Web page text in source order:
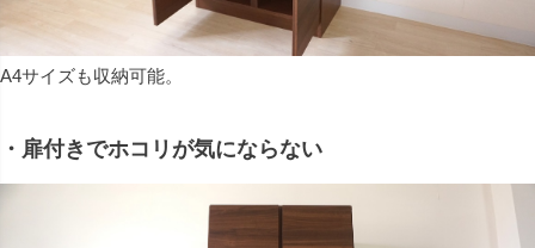
A4サイズも収納可能。
・扉付きでホコリが気にならない